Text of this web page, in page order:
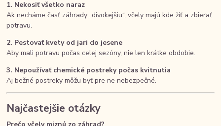
1. Nekosiť všetko naraz
Ak necháme časť záhrady „divokejšiu“, včely majú kde žiť a zbierať
potravu.
2. Pestovať kvety od jari do jesene
Aby mali potravu počas celej sezóny, nie len krátke obdobie.
3. Nepoužívať chemické postreky počas kvitnutia
Aj bežné postreky môžu byť pre ne nebezpečné.
Najčastejšie otázky